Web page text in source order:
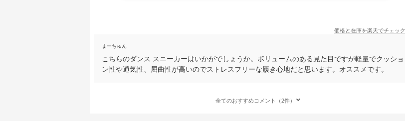
価格と在庫を楽天でチェック
まーちゅん
こちらのダンス スニーカーはいかがでしょうか。ボリュームのある見た目ですが軽量でクッショ
ン性や通気性、屈曲性が高いのでストレスフリーな履き心地だと思います。オススメです。
全てのおすすめコメント（2件）